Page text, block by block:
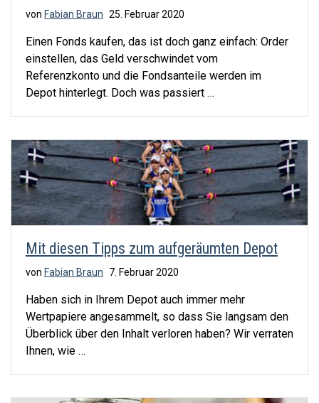
von Fabian Braun 25. Februar 2020
Einen Fonds kaufen, das ist doch ganz einfach: Order
einstellen, das Geld verschwindet vom
Referenzkonto und die Fondsanteile werden im
Depot hinterlegt. Doch was passiert …
Mit diesen Tipps zum aufgeräumten Depot
von Fabian Braun 7. Februar 2020
Haben sich in Ihrem Depot auch immer mehr
Wertpapiere angesammelt, so dass Sie langsam den
Überblick über den Inhalt verloren haben? Wir verraten
Ihnen, wie …